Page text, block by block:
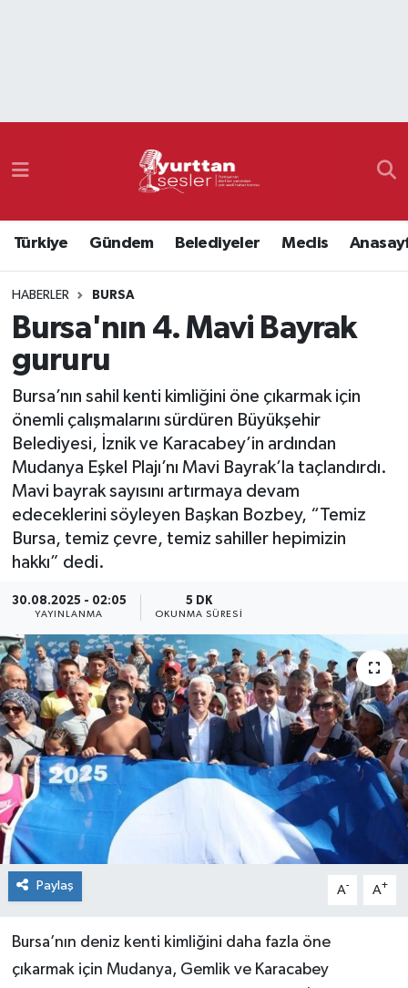
Türkiye Gündem Belediyeler Meclis
HABERLER BURSA
Bursa'nın 4. Mavi Bayrak
gururu
Bursa’nın sahil kenti kimliğini öne çıkarmak için
önemli çalışmalarını sürdüren Büyükşehir
Belediyesi, İznik ve Karacabey’in ardından
Mudanya Eşkel Plajı’nı Mavi Bayrak’la taçlandırdı.
Mavi bayrak sayısını artırmaya devam
edeceklerini söyleyen Başkan Bozbey, “Temiz
Bursa, temiz çevre, temiz sahiller hepimizin
hakkı” dedi.
30.08.2025 - 02:05
YAYINLANMA
5 DK
OKUNMA SÜRESI
Paylaş A- A+
Bursa’nın deniz kenti kimliğini daha fazla öne
çıkarmak için Mudanya, Gemlik ve Karacabey
Namaz Vakitleri
Süper Lig Puan Durumu ve Fikstür
Tüm Manşetler
Haber Arşivi